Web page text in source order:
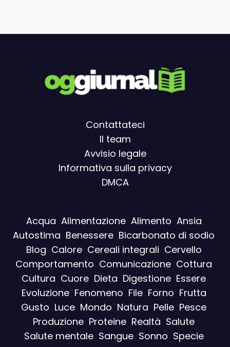
Contattateci
Il team
Avvisio legale
Informativa sulla privacy
DMCA
Acqua Alimentazione Alimento Ansia
Autostima Benessere Bicarbonato di sodio
Blog Calore Cereali integrali Cervello
Comportamento Comunicazione Cottura
Cultura Cuore Dieta Digestione Essere
Evoluzione Fenomeno File Forno Frutta
Gusto Luce Mondo Natura Pelle Pesce
Produzione Proteine Realtà Salute
Salute mentale Sangue Sonno Specie